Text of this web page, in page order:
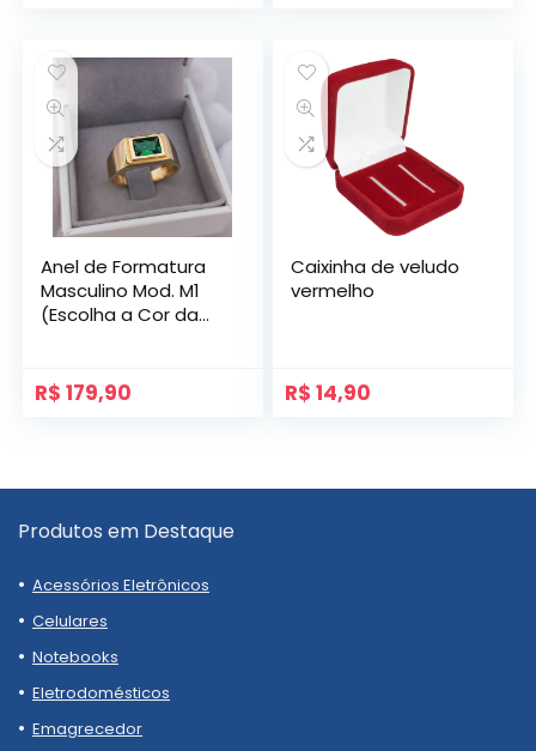
Anel de Formatura
Masculino Mod. M1
(Escolha a Cor da
R$ 179,90
Caixinha de veludo
vermelho
R$ 14,90
Produtos em Destaque
Acessórios Eletrônicos
Celulares
Notebooks
Eletrodomésticos
Emagrecedor